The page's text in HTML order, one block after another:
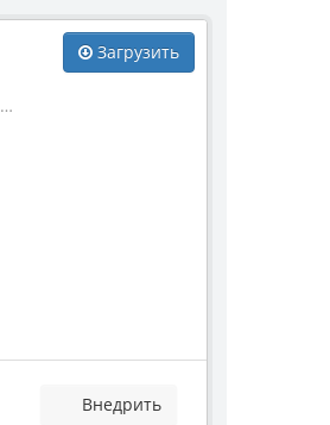
Загрузить
Внедрить